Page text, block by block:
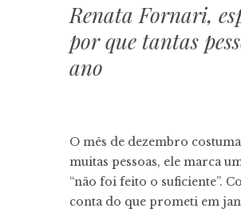
Renata Fornari,
por que tantas
ano
O mês de dezembro
muitas pessoas, ele marca
“não foi feito o suficiente”.
conta do que prometi em